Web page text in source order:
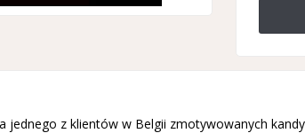
jednego z klientów w Belgii zmotywowanych